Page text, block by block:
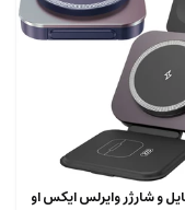
و شارژر وایرلس ایکس او